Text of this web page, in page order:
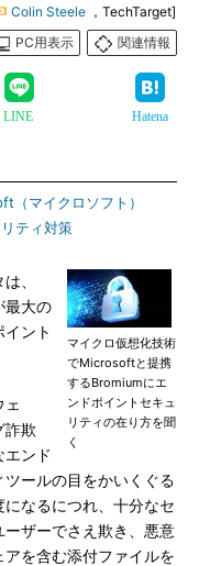
Colin Steele ，TechTarget]
PC用表示
関連情報
LINE Hatena
（マイクロソフト）
ティ対策
マイクロ仮想化技術
でMicrosoftと提携
するBromiumにエ
ンドポイントセキュ
リティの在り方を聞
く
、
最大の
ント
詐欺
エンド
ールの目をかいくぐる
なるにつれ、十分なセ
ザーでさえ欺き、悪意
を含む添付ファイルを